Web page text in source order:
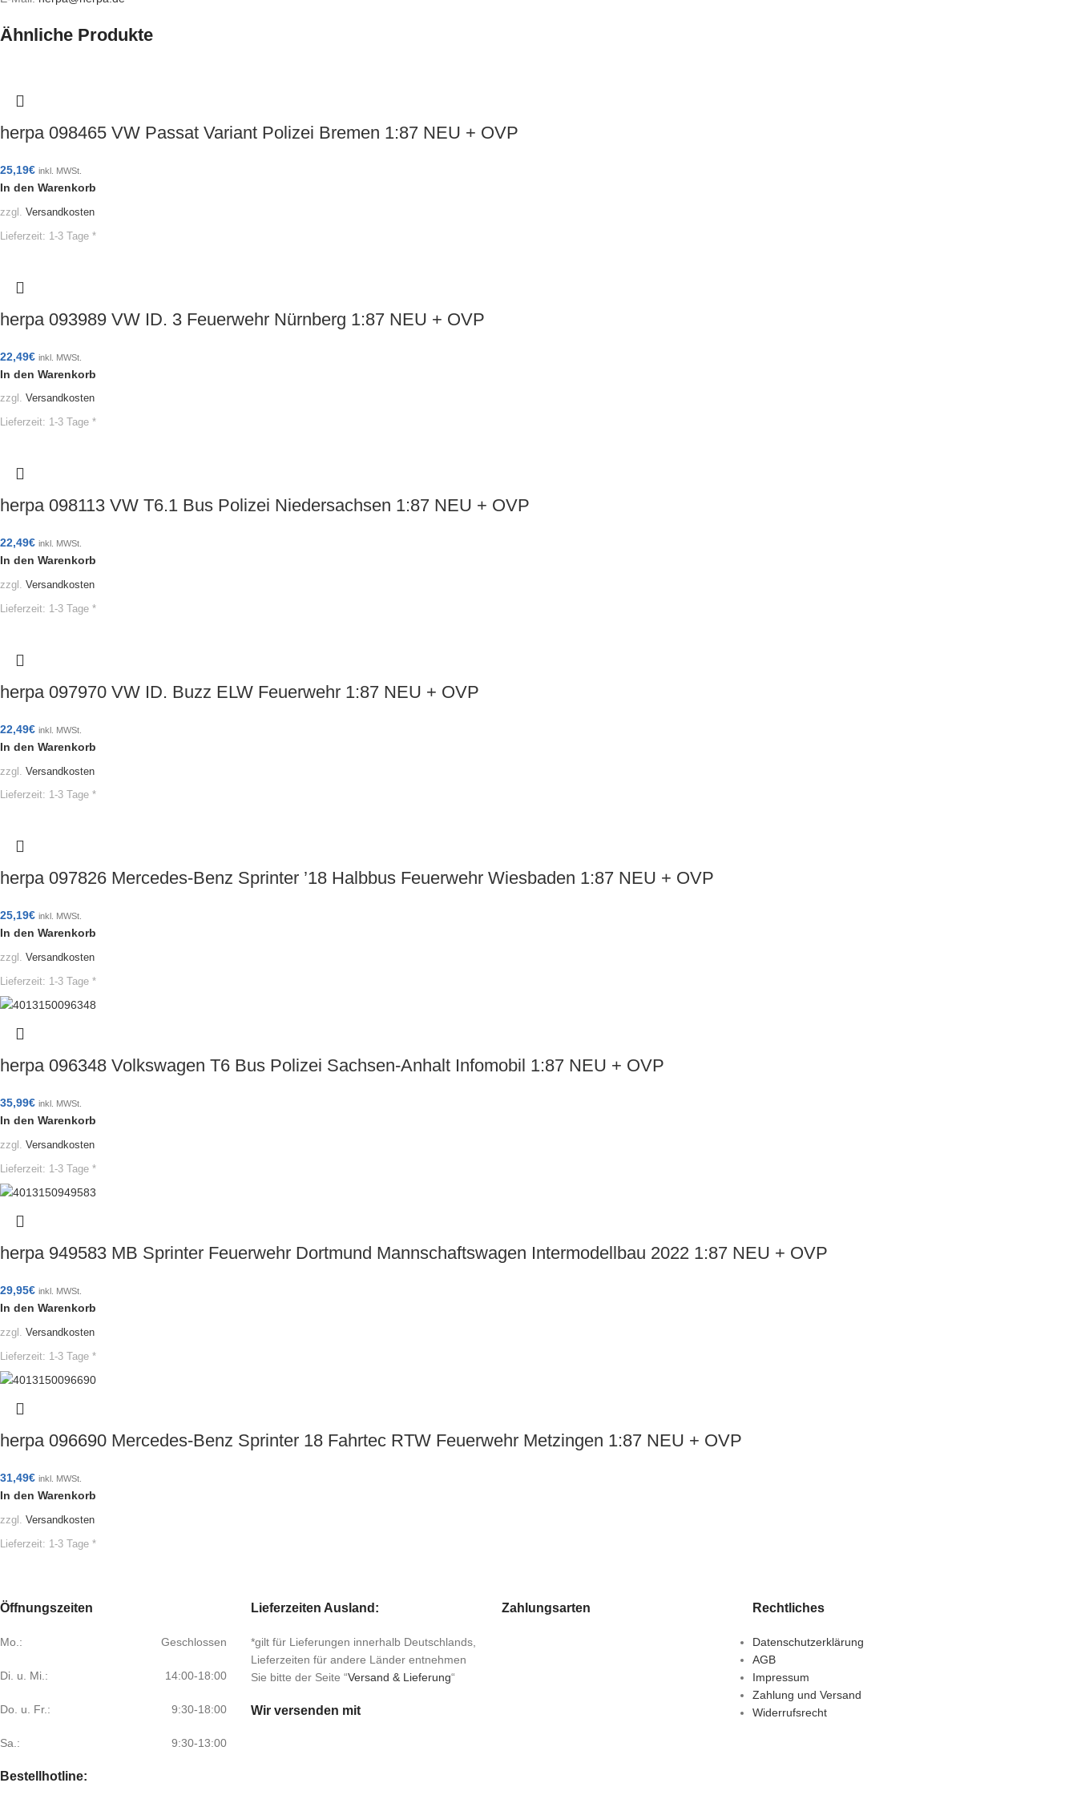
Ähnliche Produkte
herpa 098465 VW Passat Variant Polizei Bremen 1:87 NEU + OVP
25,19€ inkl. MWSt.
In den Warenkorb
zzgl. Versandkosten
Lieferzeit: 1-3 Tage *
herpa 093989 VW ID. 3 Feuerwehr Nürnberg 1:87 NEU + OVP
22,49€ inkl. MWSt.
In den Warenkorb
zzgl. Versandkosten
Lieferzeit: 1-3 Tage *
herpa 098113 VW T6.1 Bus Polizei Niedersachsen 1:87 NEU + OVP
22,49€ inkl. MWSt.
In den Warenkorb
zzgl. Versandkosten
Lieferzeit: 1-3 Tage *
herpa 097970 VW ID. Buzz ELW Feuerwehr 1:87 NEU + OVP
22,49€ inkl. MWSt.
In den Warenkorb
zzgl. Versandkosten
Lieferzeit: 1-3 Tage *
herpa 097826 Mercedes-Benz Sprinter ’18 Halbbus Feuerwehr Wiesbaden 1:87 NEU + OVP
25,19€ inkl. MWSt.
In den Warenkorb
zzgl. Versandkosten
Lieferzeit: 1-3 Tage *
herpa 096348 Volkswagen T6 Bus Polizei Sachsen-Anhalt Infomobil 1:87 NEU + OVP
35,99€ inkl. MWSt.
In den Warenkorb
zzgl. Versandkosten
Lieferzeit: 1-3 Tage *
herpa 949583 MB Sprinter Feuerwehr Dortmund Mannschaftswagen Intermodellbau 2022 1:87 NEU + OVP
29,95€ inkl. MWSt.
In den Warenkorb
zzgl. Versandkosten
Lieferzeit: 1-3 Tage *
herpa 096690 Mercedes-Benz Sprinter 18 Fahrtec RTW Feuerwehr Metzingen 1:87 NEU + OVP
31,49€ inkl. MWSt.
In den Warenkorb
zzgl. Versandkosten
Lieferzeit: 1-3 Tage *
Öffnungszeiten
Mo.: Geschlossen
Di. u. Mi.: 14:00-18:00
Do. u. Fr.: 9:30-18:00
Sa.: 9:30-13:00
Bestellhotline:
Lieferzeiten Ausland:
*gilt für Lieferungen innerhalb Deutschlands,
Lieferzeiten für andere Länder entnehmen
Sie bitte der Seite “Versand & Lieferung“
Wir versenden mit
Zahlungsarten Rechtliches
Datenschutzerklärung
AGB
Impressum
Zahlung und Versand
Widerrufsrecht